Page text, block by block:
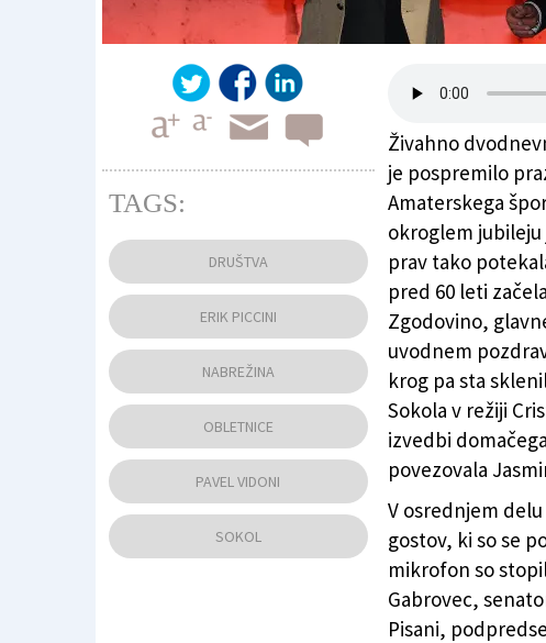
Župan Občine Devin Nabrežina Igor Gabrovec
(FOTODAMJ@N)
Živahno
je pospremilo
Amaterskega
okroglem
prav tako
pred 60 leti
Zgodovino,
uvodnem
krog pa sta
Sokola v režiji
izvedbi
povezovala
V osrednjem
gostov, ki so se
mikrofon so
Gabrovec,
Pisani,
TAGS:
DRUŠTVA
ERIK PICCINI
NABREŽINA
OBLETNICE
PAVEL VIDONI
SOKOL